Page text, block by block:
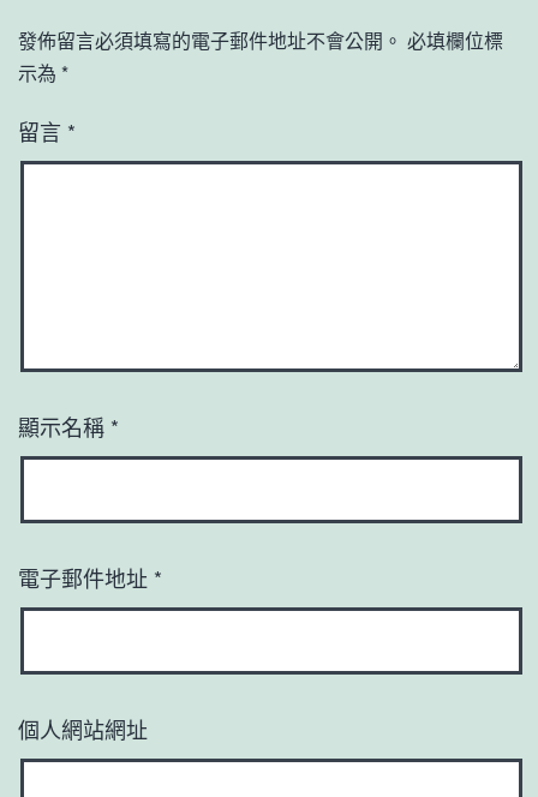
發佈留言必須填寫的電子郵件地址不會公開。 必填欄位標
示為 *
留言 *
顯示名稱 *
電子郵件地址 *
個人網站網址